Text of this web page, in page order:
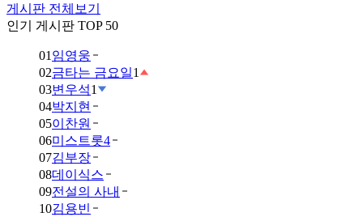
게시판 전체보기
인기 게시판 TOP 50
01 임영웅
02금타는 금요일1
03변우석1
04박지현
05이찬원
06미스트롯4
07김부장
08데이식스
09전설의 사내
10김용빈